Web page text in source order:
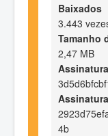
Baixados
3.443
Tamanho
2,47 MB
4b